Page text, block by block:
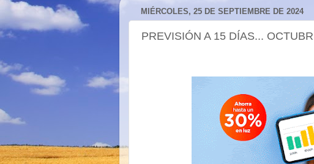
MIÉRCOLES, 25 DE SEPTIEMBRE DE 2024
PREVISIÓN A 15 DÍAS...